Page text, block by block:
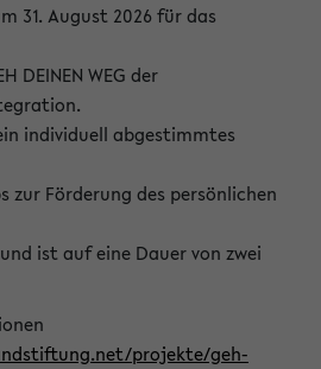
31. August 2026 für das
DEINEN WEG der
individuell abgestimmtes
zur Förderung des persönlichen
ist auf eine Dauer von zwei
projekte/geh-